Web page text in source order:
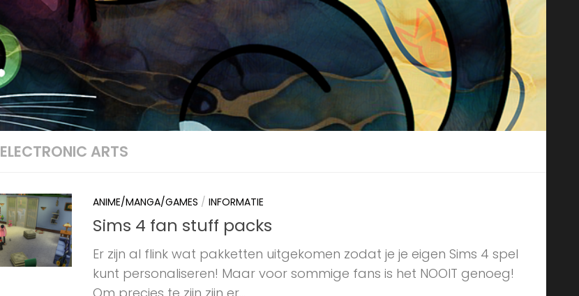
ELECTRONIC ARTS
ANIME/MANGA/GAMES / INFORMATIE
Sims 4 fan stuff packs
Er zijn al flink wat pakketten uitgekomen zodat je je eigen Sims 4 spel
kunt personaliseren! Maar voor sommige fans is het NOOIT genoeg!